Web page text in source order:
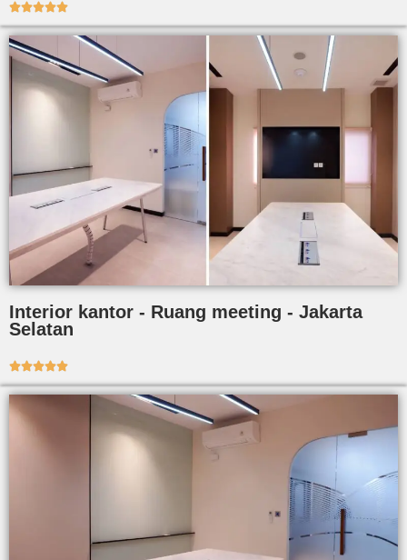

Interior kantor - Ruang meeting - Jakarta
Selatan
